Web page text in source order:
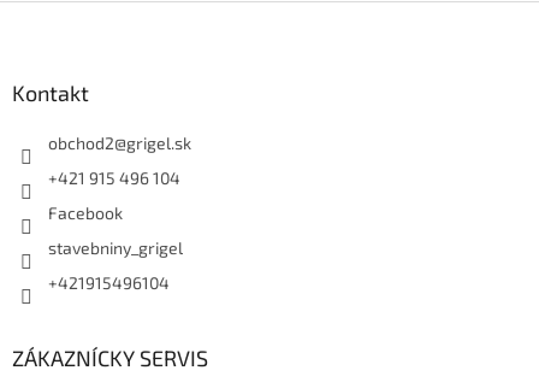
Kontakt
obchod2@grigel.sk
+421 915 496 104
Facebook
stavebniny_grigel
+421915496104
ZÁKAZNÍCKY SERVIS